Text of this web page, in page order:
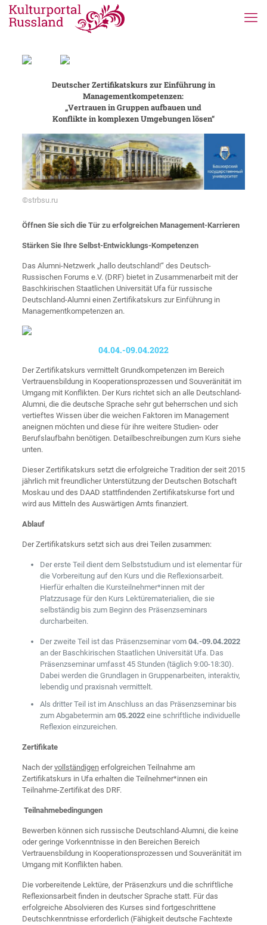
Deutscher Zertifikatskurs zur Einführung in
Managementkompetenzen:
„Vertrauen in Gruppen aufbauen und
Konflikte in komplexen Umgebungen lösen“
©strbsu.ru
Öffnen Sie sich die Tür zu erfolgreichen Management-Karrieren
Stärken Sie Ihre Selbst-Entwicklungs-Kompetenzen
Das Alumni-Netzwerk „hallo deutschland!“ des Deutsch-
Russischen Forums e.V. (DRF) bietet in Zusammenarbeit mit der
Baschkirischen Staatlichen Universität Ufa für russische
Deutschland-Alumni einen Zertifikatskurs zur Einführung in
Managementkompetenzen an.
04.04.-09.04.2022
Der Zertifikatskurs vermittelt Grundkompetenzen im Bereich
Vertrauensbildung in Kooperationsprozessen und Souveränität im
Umgang mit Konflikten. Der Kurs richtet sich an alle Deutschland-
Alumni, die die deutsche Sprache sehr gut beherrschen und sich
vertieftes Wissen über die weichen Faktoren im Management
aneignen möchten und diese für ihre weitere Studien- oder
Berufslaufbahn benötigen. Detailbeschreibungen zum Kurs siehe
unten.
Dieser Zertifikatskurs setzt die erfolgreiche Tradition der seit 2015
jährlich mit freundlicher Unterstützung der Deutschen Botschaft
Moskau und des DAAD stattfindenden Zertifikatskurse fort und
wird aus Mitteln des Auswärtigen Amts finanziert.
Ablauf
Der Zertifikatskurs setzt sich aus drei Teilen zusammen:
Der erste Teil dient dem Selbststudium und ist elementar für
die Vorbereitung auf den Kurs und die Reflexionsarbeit.
Hierfür erhalten die Kursteilnehmer*innen mit der
Platzzusage für den Kurs Lektürematerialien, die sie
selbständig bis zum Beginn des Präsenzseminars
durcharbeiten.
Der zweite Teil ist das Präsenzseminar vom 04.-09.04.2022
an der Baschkirischen Staatlichen Universität Ufa. Das
Präsenzseminar umfasst 45 Stunden (täglich 9:00-18:30).
Dabei werden die Grundlagen in Gruppenarbeiten, interaktiv,
lebendig und praxisnah vermittelt.
Als dritter Teil ist im Anschluss an das Präsenzseminar bis
zum Abgabetermin am 05.2022eine schriftliche individuelle
Reflexion einzureichen.
Zertifikate
Nach dervollständigenerfolgreichen Teilnahme am
Zertifikatskurs in Ufa erhalten die Teilnehmer*innen ein
Teilnahme-Zertifikat des DRF.
Teilnahmebedingungen
Bewerben können sich russische Deutschland-Alumni, die keine
oder geringe Vorkenntnisse in den Bereichen Bereich
Vertrauensbildung in Kooperationsprozessen und Souveränität im
Umgang mit Konflikten haben.
Die vorbereitende Lektüre, der Präsenzkurs und die schriftliche
Reflexionsarbeit finden in deutscher Sprache statt. Für das
erfolgreiche Absolvieren des Kurses sind fortgeschrittene
Deutschkenntnisse erforderlich (Fähigkeit deutsche Fachtexte